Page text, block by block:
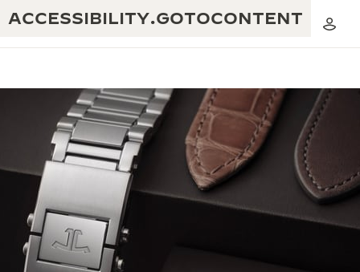
ACCESSIBILITY.GOTOCONTENT
積家保養服務
時計保修
黃金比例音樂表演
REVERSO 1931 CAFÉ
《THE PERPETUAL TIMEKEEPER》
卓越工藝：逾 190 年歷史
無限創意：逾 430 項專利
心靈手巧：1400 多種機芯
精湛工藝：108 種工藝